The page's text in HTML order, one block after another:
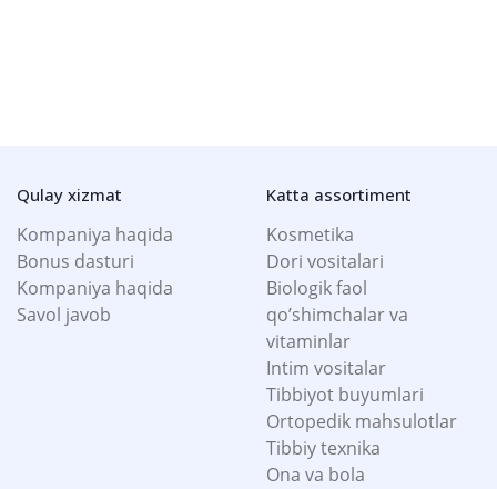
Qulay xizmat
Kompaniya haqida
Bonus dasturi
Kompaniya haqida
Savol javob
Katta assortiment
Kosmetika
Dori vositalari
Biologik faol
qo’shimchalar va
vitaminlar
Intim vositalar
Tibbiyot buyumlari
Ortopedik mahsulotlar
Tibbiy texnika
Ona va bola